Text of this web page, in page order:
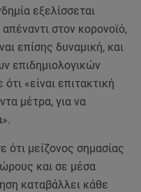
εξελίσσεται
στον κορονοϊό,
επίσης δυναμική, και
επιδημιολογικών
«είναι επιτακτική
μέτρα, για να
ότι μείζονος σημασίας
και σε μέσα
καταβάλλει κάθε